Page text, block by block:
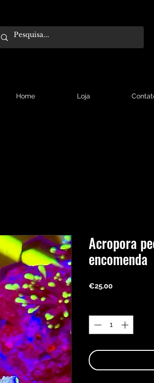
Home Loja
Acropora
encomenda
€25.00Price